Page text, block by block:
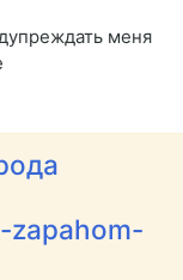
меня
zapahom-